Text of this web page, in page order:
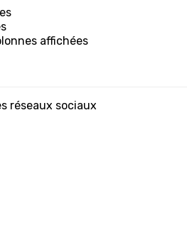
affichées
réseaux sociaux